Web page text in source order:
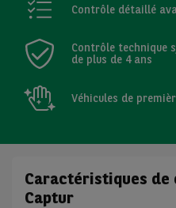
Contrôle détaillé
Contrôle technique
de plus de 4 ans
Véhicules de
Caractéristiques de
Captur